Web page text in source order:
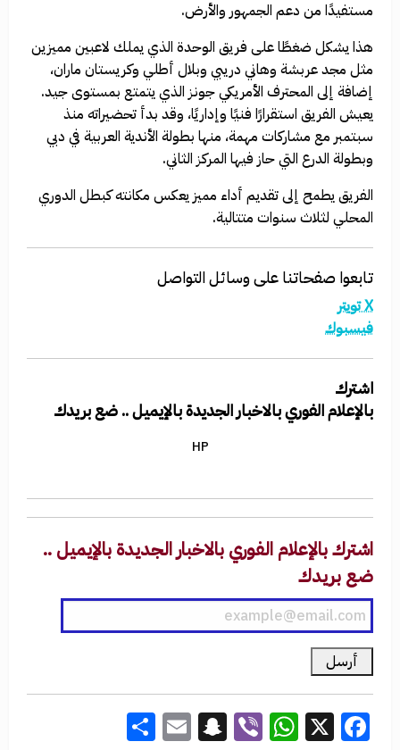
مستفيدًا من دعم الجمهور والأرض.
هذا يشكل ضغطًا على فريق الوحدة الذي يملك لاعبين مميزين
مثل مجد عربشة وهاني دريبي وبلال أطلي وكريستان ماران،
إضافة إلى المحترف الأمريكي جونز الذي يتمتع بمستوى جيد.
يعيش الفريق استقرارًا فنيًا وإداريًا، وقد بدأ تحضيراته منذ
سبتمبر مع مشاركات مهمة، منها بطولة الأندية العربية في دبي
وبطولة الدرع التي حاز فيها المركز الثاني.
الفريق يطمح إلى تقديم أداء مميز يعكس مكانته كبطل الدوري
المحلي لثلاث سنوات متتالية.
تابعوا صفحاتنا على وسائل التواصل
X تويتر
فيسبوك
اشترك
بالإعلام الفوري بالاخبار الجديدة بالإيميل .. ضع بريدك
HP
اشترك بالإعلام الفوري بالاخبار الجديدة بالإيميل ..
ضع بريدك
Facebook
X
WhatsApp
Viber
Snapchat
Email